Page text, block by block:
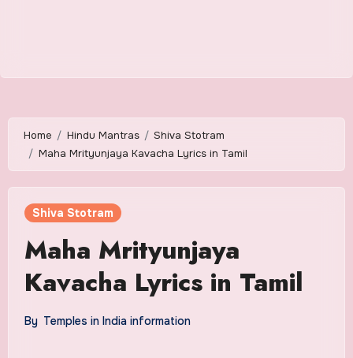
Home Hindu Mantras
Shiva Stotram
Maha Mrityunjaya Kavacha Lyrics in Tamil
Shiva Stotram
Maha Mrityunjaya
Kavacha Lyrics in Tamil
By Temples in India information